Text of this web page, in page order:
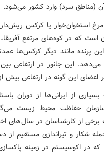
آن (مناطق سرد) وارد کشور می‌شود.
استخوان‌خوار یا کرکس
است که در کوه‌های مرتفع
پرنده مانند دیگر کرکس‌ها
گونه در ارتفاعی بیش از ۲۰۰۰ متر سکونت
از ایرانی‌ها از دوران
حفاظت محیط زیست
برخی از کارشناسان در سال‌های
شکار و تیراندازی مستقیم
در اکوسیستم در زمینه